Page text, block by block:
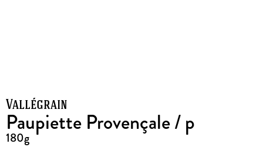
Vallégrain
Paupiette Provençale / p
180g